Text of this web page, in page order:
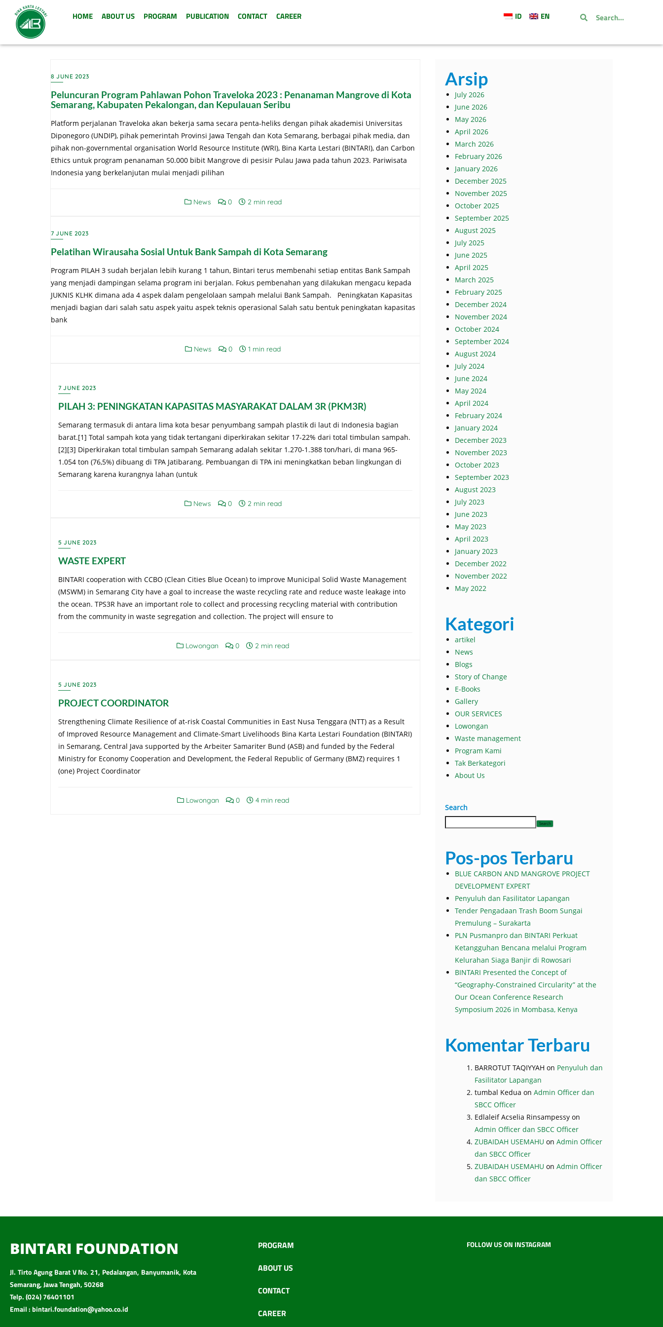
HOME ABOUT US PROGRAM PUBLICATION CONTACT CAREER ID EN
8 JUNE 2023
Peluncuran Program Pahlawan Pohon Traveloka 2023 : Penanaman Mangrove di Kota
Semarang, Kabupaten Pekalongan, dan Kepulauan Seribu
Platform perjalanan Traveloka akan bekerja sama secara penta-heliks dengan pihak akademisi Universitas
Diponegoro (UNDIP), pihak pemerintah Provinsi Jawa Tengah dan Kota Semarang, berbagai pihak media, dan
pihak non-governmental organisation World Resource Institute (WRI), Bina Karta Lestari (BINTARI), dan Carbon
Ethics untuk program penanaman 50.000 bibit Mangrove di pesisir Pulau Jawa pada tahun 2023. Pariwisata
Indonesia yang berkelanjutan mulai menjadi pilihan
News 0 2 min read
7 JUNE 2023
Pelatihan Wirausaha Sosial Untuk Bank Sampah di Kota Semarang
Program PILAH 3 sudah berjalan lebih kurang 1 tahun, Bintari terus membenahi setiap entitas Bank Sampah
yang menjadi dampingan selama program ini berjalan. Fokus pembenahan yang dilakukan mengacu kepada
JUKNIS KLHK dimana ada 4 aspek dalam pengelolaan sampah melalui Bank Sampah. Peningkatan Kapasitas
menjadi bagian dari salah satu aspek yaitu aspek teknis operasional Salah satu bentuk peningkatan kapasitas
bank
News 0 1 min read
7 JUNE 2023
PILAH 3: PENINGKATAN KAPASITAS MASYARAKAT DALAM 3R (PKM3R)
Semarang termasuk di antara lima kota besar penyumbang sampah plastik di laut di Indonesia bagian
barat.[1] Total sampah kota yang tidak tertangani diperkirakan sekitar 17-22% dari total timbulan sampah.
[2][3] Diperkirakan total timbulan sampah Semarang adalah sekitar 1.270-1.388 ton/hari, di mana 965-
1.054 ton (76,5%) dibuang di TPA Jatibarang. Pembuangan di TPA ini meningkatkan beban lingkungan di
Semarang karena kurangnya lahan (untuk
News 0 2 min read
5 JUNE 2023
WASTE EXPERT
BINTARI cooperation with CCBO (Clean Cities Blue Ocean) to improve Municipal Solid Waste Management
(MSWM) in Semarang City have a goal to increase the waste recycling rate and reduce waste leakage into
the ocean. TPS3R have an important role to collect and processing recycling material with contribution
from the community in waste segregation and collection. The project will ensure to
Lowongan 0 2 min read
5 JUNE 2023
PROJECT COORDINATOR
Strengthening Climate Resilience of at-risk Coastal Communities in East Nusa Tenggara (NTT) as a Result
of Improved Resource Management and Climate-Smart Livelihoods Bina Karta Lestari Foundation (BINTARI)
in Semarang, Central Java supported by the Arbeiter Samariter Bund (ASB) and funded by the Federal
Ministry for Economy Cooperation and Development, the Federal Republic of Germany (BMZ) requires 1
(one) Project Coordinator
Lowongan 0 4 min read
Arsip
July 2026
June 2026
May 2026
April 2026
March 2026
February 2026
January 2026
December 2025
November 2025
October 2025
September 2025
August 2025
July 2025
June 2025
April 2025
March 2025
February 2025
December 2024
November 2024
October 2024
September 2024
August 2024
July 2024
June 2024
May 2024
April 2024
February 2024
January 2024
December 2023
November 2023
October 2023
September 2023
August 2023
July 2023
June 2023
May 2023
April 2023
January 2023
December 2022
November 2022
May 2022
Kategori
artikel
News
Blogs
Story of Change
E-Books
Gallery
OUR SERVICES
Lowongan
Waste management
Program Kami
Tak Berkategori
About Us
Search
Search
Pos-pos Terbaru
BLUE CARBON AND MANGROVE PROJECT
DEVELOPMENT EXPERT
Penyuluh dan Fasilitator Lapangan
Tender Pengadaan Trash Boom Sungai
Premulung – Surakarta
PLN Pusmanpro dan BINTARI Perkuat
Ketangguhan Bencana melalui Program
Kelurahan Siaga Banjir di Rowosari
BINTARI Presented the Concept of
“Geography-Constrained Circularity” at the
Our Ocean Conference Research
Symposium 2026 in Mombasa, Kenya
Komentar Terbaru
BARROTUT TAQIYYAH on Penyuluh dan
Fasilitator Lapangan
tumbal Kedua on Admin Officer dan
SBCC Officer
Edlaleif Acselia Rinsampessy on
Admin Officer dan SBCC Officer
ZUBAIDAH USEMAHU on Admin Officer
dan SBCC Officer
ZUBAIDAH USEMAHU on Admin Officer
dan SBCC Officer
BINTARI FOUNDATION
Jl. Tirto Agung Barat V No. 21, Pedalangan, Banyumanik, Kota
Semarang, Jawa Tengah, 50268
Telp. (024) 76401101
Email : bintari.foundation@yahoo.co.id
PROGRAM
ABOUT US
CONTACT
CAREER
FOLLOW US ON INSTAGRAM